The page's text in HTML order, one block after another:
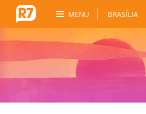
MENU BRASÍLIA